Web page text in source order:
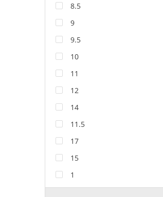
8.5
9
9.5
10
11
12
14
11.5
17
15
1